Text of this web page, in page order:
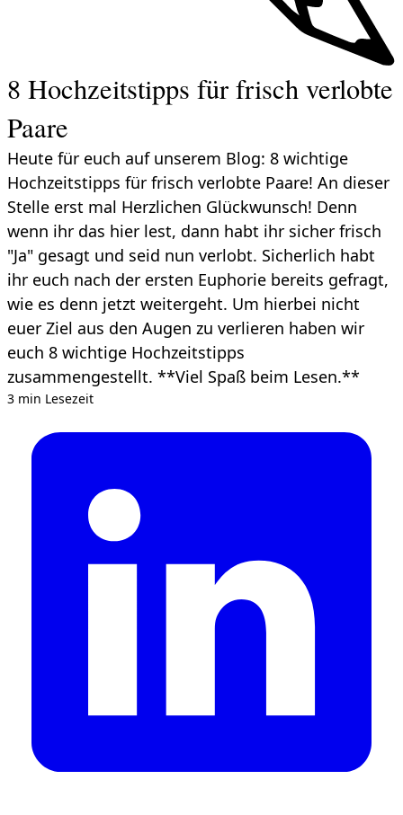
8 Hochzeitstipps für frisch verlobte
Paare
Heute für euch auf unserem Blog: 8 wichtige
Hochzeitstipps für frisch verlobte Paare! An dieser
Stelle erst mal Herzlichen Glückwunsch! Denn
wenn ihr das hier lest, dann habt ihr sicher frisch
"Ja" gesagt und seid nun verlobt. Sicherlich habt
ihr euch nach der ersten Euphorie bereits gefragt,
wie es denn jetzt weitergeht. Um hierbei nicht
euer Ziel aus den Augen zu verlieren haben wir
euch 8 wichtige Hochzeitstipps
zusammengestellt. **Viel Spaß beim Lesen.**
3 min Lesezeit